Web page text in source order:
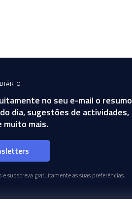
no seu e-mail o resumo
dia, sugestões de actividades,
muito mais.
e subscreva gratuitamente as suas preferências.